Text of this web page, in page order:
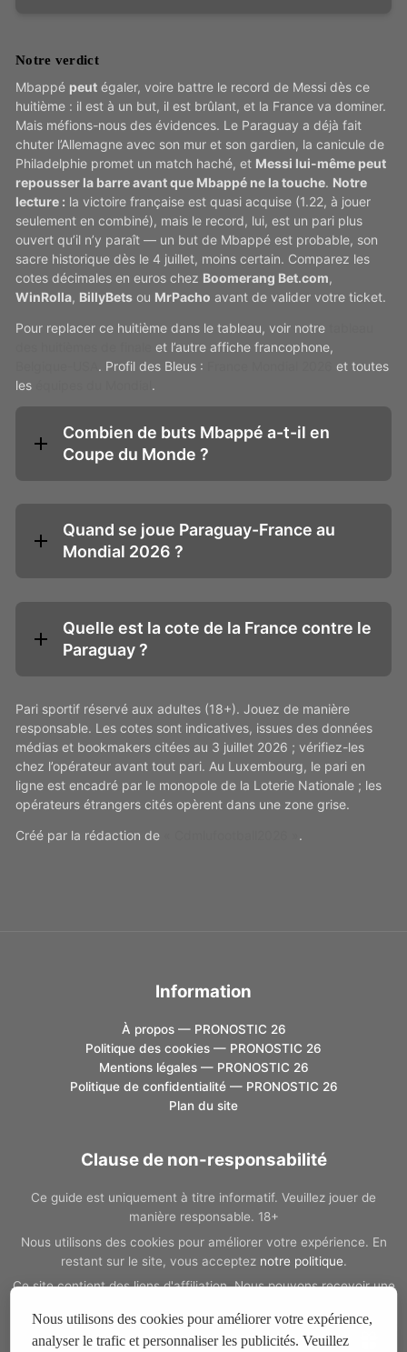
Notre verdict
Mbappé peut égaler, voire battre le record de Messi dès ce
huitième : il est à un but, il est brûlant, et la France va dominer.
Mais méfions-nous des évidences. Le Paraguay a déjà fait
chuter l’Allemagne avec son mur et son gardien, la canicule de
Philadelphie promet un match haché, et Messi lui-même peut
repousser la barre avant que Mbappé ne la touche. Notre
lecture : la victoire française est quasi acquise (1.22, à jouer
seulement en combiné), mais le record, lui, est un pari plus
ouvert qu’il n’y paraît — un but de Mbappé est probable, son
sacre historique dès le 4 juillet, moins certain. Comparez les
cotes décimales en euros chez Boomerang Bet.com,
WinRolla, BillyBets ou MrPacho avant de valider votre ticket.
Pour replacer ce huitième dans le tableau, voir notre
et l’autre affiche francophone,
. Profil des Bleus :
et toutes
les
.
Combien de buts Mbappé a-t-il en
Coupe du Monde ?
Quand se joue Paraguay-France au
Mondial 2026 ?
Quelle est la cote de la France contre le
Paraguay ?
Pari sportif réservé aux adultes (18+). Jouez de manière
responsable. Les cotes sont indicatives, issues des données
médias et bookmakers citées au 3 juillet 2026 ; vérifiez-les
chez l’opérateur avant tout pari. Au Luxembourg, le pari en
ligne est encadré par le monopole de la Loterie Nationale ; les
opérateurs étrangers cités opèrent dans une zone grise.
Créé par la rédaction de
.
Information
À propos — PRONOSTIC 26
Politique des cookies — PRONOSTIC 26
Mentions légales — PRONOSTIC 26
Politique de confidentialité — PRONOSTIC 26
Plan du site
Clause de non-responsabilité
Ce guide est uniquement à titre informatif. Veuillez jouer de
manière responsable. 18+
Nous utilisons des cookies pour améliorer votre expérience. En
restant sur le site, vous acceptez notre politique.
Ce site contient des liens d'affiliation. Nous pouvons recevoir une
supplémentaire pour vous.
Nous utilisons des cookies pour améliorer votre expérience,
analyser le trafic et personnaliser les publicités. Veuillez